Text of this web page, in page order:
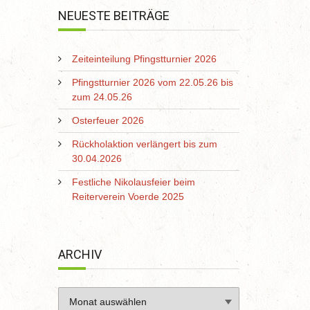
NEUESTE BEITRÄGE
Zeiteinteilung Pfingstturnier 2026
Pfingstturnier 2026 vom 22.05.26 bis
zum 24.05.26
Osterfeuer 2026
Rückholaktion verlängert bis zum
30.04.2026
Festliche Nikolausfeier beim
Reiterverein Voerde 2025
ARCHIV